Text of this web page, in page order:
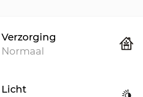
Verzorging
Normaal
Licht